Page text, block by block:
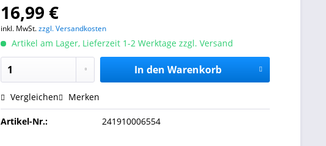
16,99 €
inkl. MwSt.zzgl. Versandkosten
Artikel am Lager, Lieferzeit 1-2 Werktage zzgl. Versand
In den Warenkorb
Vergleichen Merken
Artikel-Nr.: 241910006554